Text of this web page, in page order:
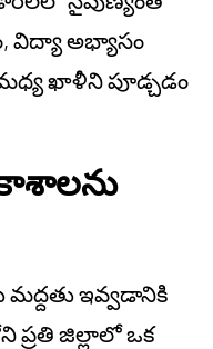
విద్యా అభ్యాసం
ఖాళీని పూడ్చడం
ఇవ్వడానికి
ప్రతి జిల్లాలో ఒక